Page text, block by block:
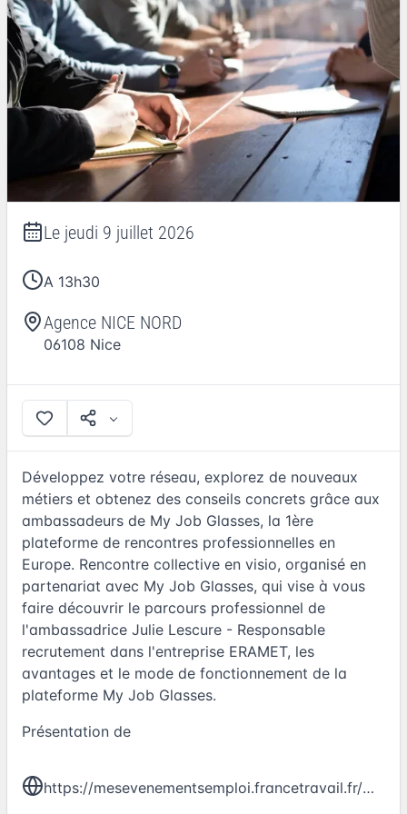
Le jeudi 9 juillet 2026
A 13h30
Agence NICE NORD
06108 Nice
Développez votre réseau, explorez de nouveaux
métiers et obtenez des conseils concrets grâce aux
ambassadeurs de My Job Glasses, la 1ère
plateforme de rencontres professionnelles en
Europe. Rencontre collective en visio, organisé en
partenariat avec My Job Glasses, qui vise à vous
faire découvrir le parcours professionnel de
l'ambassadrice Julie Lescure - Responsable
recrutement dans l'entreprise ERAMET, les
avantages et le mode de fonctionnement de la
plateforme My Job Glasses.
Présentation de
https://mesevenementsemploi.francetravail.fr/mes-evenements-emploi/evenement/692184